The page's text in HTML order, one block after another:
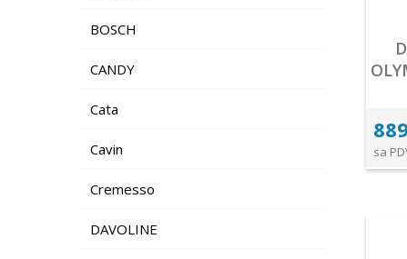
BOSCH
CANDY
Cata
Cavin
Cremesso
DAVOLINE
sa